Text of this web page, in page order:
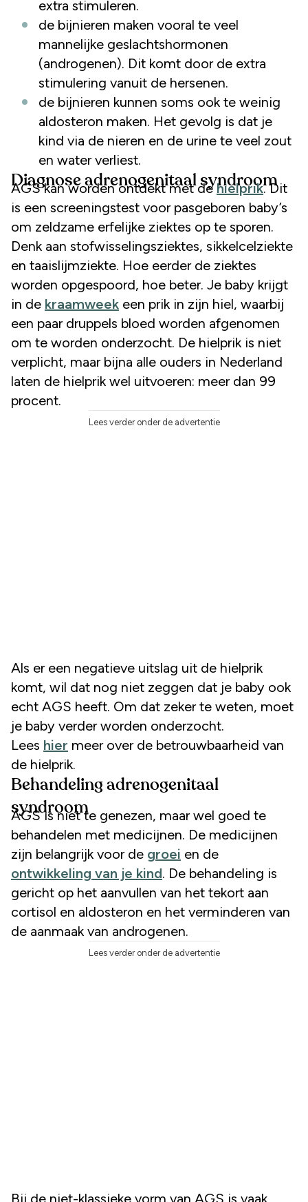
extra stimuleren.
de bijnieren maken vooral te veel
mannelijke geslachtshormonen
(androgenen). Dit komt door de extra
stimulering vanuit de hersenen.
de bijnieren kunnen soms ook te weinig
aldosteron maken. Het gevolg is dat je
kind via de nieren en de urine te veel zout
en water verliest.
Diagnose adrenogenitaal syndroom
AGS kan worden ontdekt met dehielprik. Dit
is een screeningstest voor pasgeboren baby’s
om zeldzame erfelijke ziektes op te sporen.
Denk aan stofwisselingsziektes, sikkelcelziekte
en taaislijmziekte. Hoe eerder de ziektes
worden opgespoord, hoe beter. Je baby krijgt
in de kraamweek een prik in zijn hiel, waarbij
een paar druppels bloed worden afgenomen
om te worden onderzocht. De hielprik is niet
verplicht, maar bijna alle ouders in Nederland
laten de hielprik wel uitvoeren: meer dan 99
procent.
Lees verder onder de advertentie
Als er een negatieve uitslag uit de hielprik
komt, wil dat nog niet zeggen dat je baby ook
echt AGS heeft. Om dat zeker te weten, moet
je baby verder worden onderzocht.
Lees hier meer over de betrouwbaarheid van
de hielprik.
Behandeling adrenogenitaal
syndroom
AGS is niet te genezen, maar wel goed te
behandelen met medicijnen. De medicijnen
zijn belangrijk voor de groei en de
ontwikkeling van je kind. De behandeling is
gericht op het aanvullen van het tekort aan
cortisol en aldosteron en het verminderen van
de aanmaak van androgenen.
Lees verder onder de advertentie
Bij de niet-klassieke vorm van AGS is vaak